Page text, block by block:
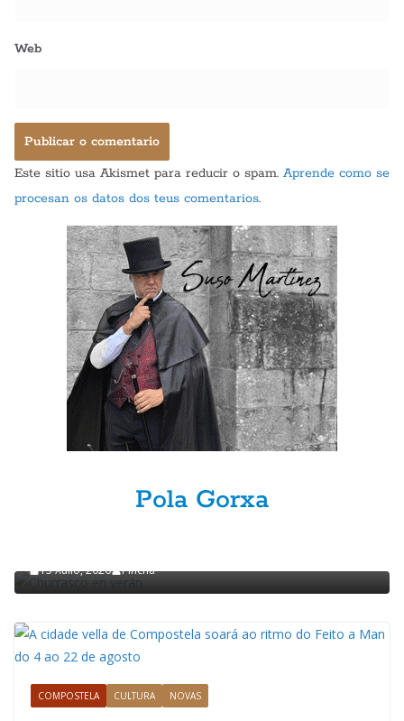
Web
Este sitio usa Akismet para reducir o spam. Aprende como se
procesan os datos dos teus comentarios.
Pola Gorxa
POLA GORXA
15 Xullo, 2026 Pincha
COMPOSTELA CULTURA NOVAS